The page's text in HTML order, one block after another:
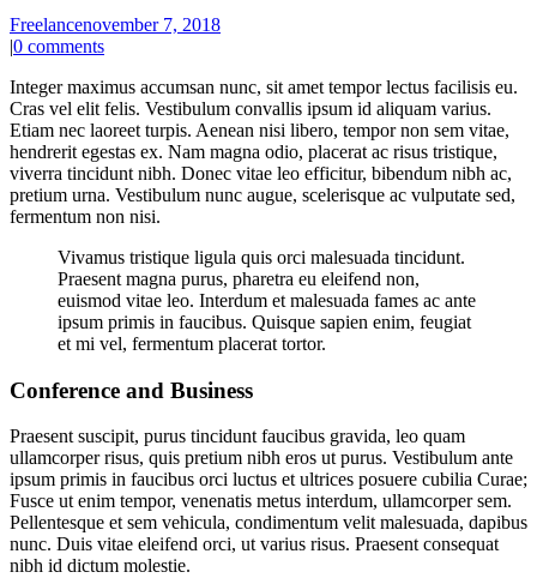
Freelancenovember 7, 2018
|0 comments
Integer maximus accumsan nunc, sit amet tempor lectus facilisis eu.
Cras vel elit felis. Vestibulum convallis ipsum id aliquam varius.
Etiam nec laoreet turpis. Aenean nisi libero, tempor non sem vitae,
hendrerit egestas ex. Nam magna odio, placerat ac risus tristique,
viverra tincidunt nibh. Donec vitae leo efficitur, bibendum nibh ac,
pretium urna. Vestibulum nunc augue, scelerisque ac vulputate sed,
fermentum non nisi.
Vivamus tristique ligula quis orci malesuada tincidunt.
Praesent magna purus, pharetra eu eleifend non,
euismod vitae leo. Interdum et malesuada fames ac ante
ipsum primis in faucibus. Quisque sapien enim, feugiat
et mi vel, fermentum placerat tortor.
Conference and Business
Praesent suscipit, purus tincidunt faucibus gravida, leo quam
ullamcorper risus, quis pretium nibh eros ut purus. Vestibulum ante
ipsum primis in faucibus orci luctus et ultrices posuere cubilia Curae;
Fusce ut enim tempor, venenatis metus interdum, ullamcorper sem.
Pellentesque et sem vehicula, condimentum velit malesuada, dapibus
nunc. Duis vitae eleifend orci, ut varius risus. Praesent consequat
nibh id dictum molestie.